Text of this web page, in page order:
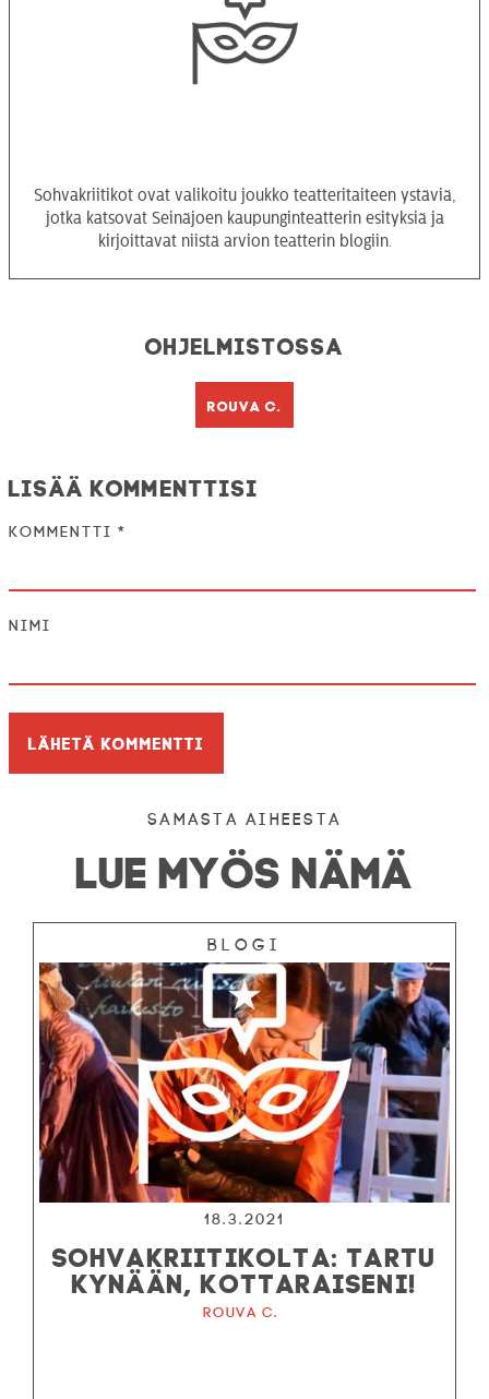
Sohvakriitikot ovat valikoitu joukko teatteritaiteen ystäviä,
jotka katsovat Seinäjoen kaupunginteatterin esityksiä ja
kirjoittavat niistä arvion teatterin blogiin.
Ohjelmistossa
Rouva C.
Lisää kommenttisi
Kommentti *
Nimi
Samasta aiheesta
LUE MYÖS NÄMÄ
Blogi
18.3.2021
SOHVAKRIITIKOLTA: TARTU
KYNÄÄN, KOTTARAISENI!
Rouva C.